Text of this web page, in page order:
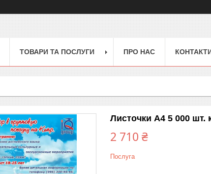
ТОВАРИ ТА ПОСЛУГИ ПРО НАС
Листочки А4 5 000 шт.
2 710 ₴
Послуга